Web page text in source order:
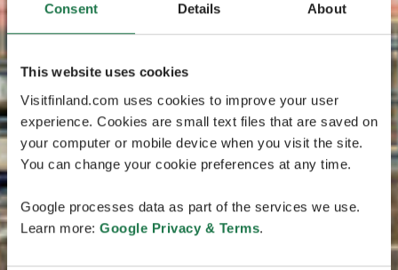
Consent Details About
This website uses cookies
Visitfinland.com uses cookies to improve your user
experience. Cookies are small text files that are saved on
your computer or mobile device when you visit the site.
You can change your cookie preferences at any time.
Google processes data as part of the services we use.
Learn more: Google Privacy & Terms.